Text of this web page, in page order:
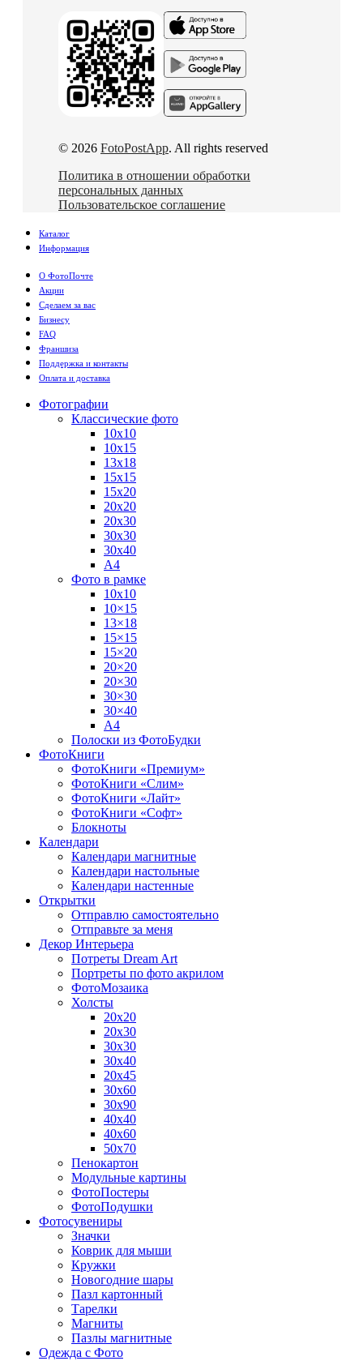
© 2026 FotoPostApp. All rights reserved
Политика в отношении обработки
персональных данных
Пользовательское соглашение
Каталог
Информация
О ФотоПочте
Акции
Сделаем за вас
Бизнесу
FAQ
Франшиза
Поддержка и контакты
Оплата и доставка
Фотографии
Классические фото
10х10
10х15
13х18
15х15
15х20
20х20
20х30
30х30
30х40
А4
Фото в рамке
10х10
10×15
13×18
15×15
15×20
20×20
20×30
30×30
30×40
A4
Полоски из ФотоБудки
ФотоКниги
ФотоКниги «Премиум»
ФотоКниги «Слим»
ФотоКниги «Лайт»
ФотоКниги «Софт»
Блокноты
Календари
Календари магнитные
Календари настольные
Календари настенные
Открытки
Отправлю самостоятельно
Отправьте за меня
Декор Интерьера
Потреты Dream Art
Портреты по фото акрилом
ФотоМозаика
Холсты
20х20
20х30
30х30
30х40
20х45
30х60
30х90
40х40
40х60
50х70
Пенокартон
Модульные картины
ФотоПостеры
ФотоПодушки
Фотоcувениры
Значки
Коврик для мыши
Кружки
Новогодние шары
Пазл картонный
Тарелки
Магниты
Пазлы магнитные
Одежда с Фото